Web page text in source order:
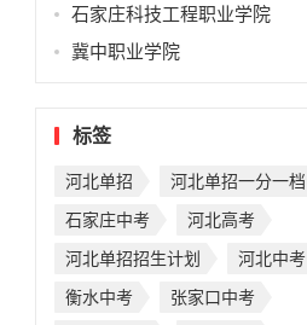
石家庄科技工程职业学院
冀中职业学院
标签
河北单招
河北单招一分一档
石家庄中考
河北高考
河北单招招生计划
河北中考
衡水中考
张家口中考